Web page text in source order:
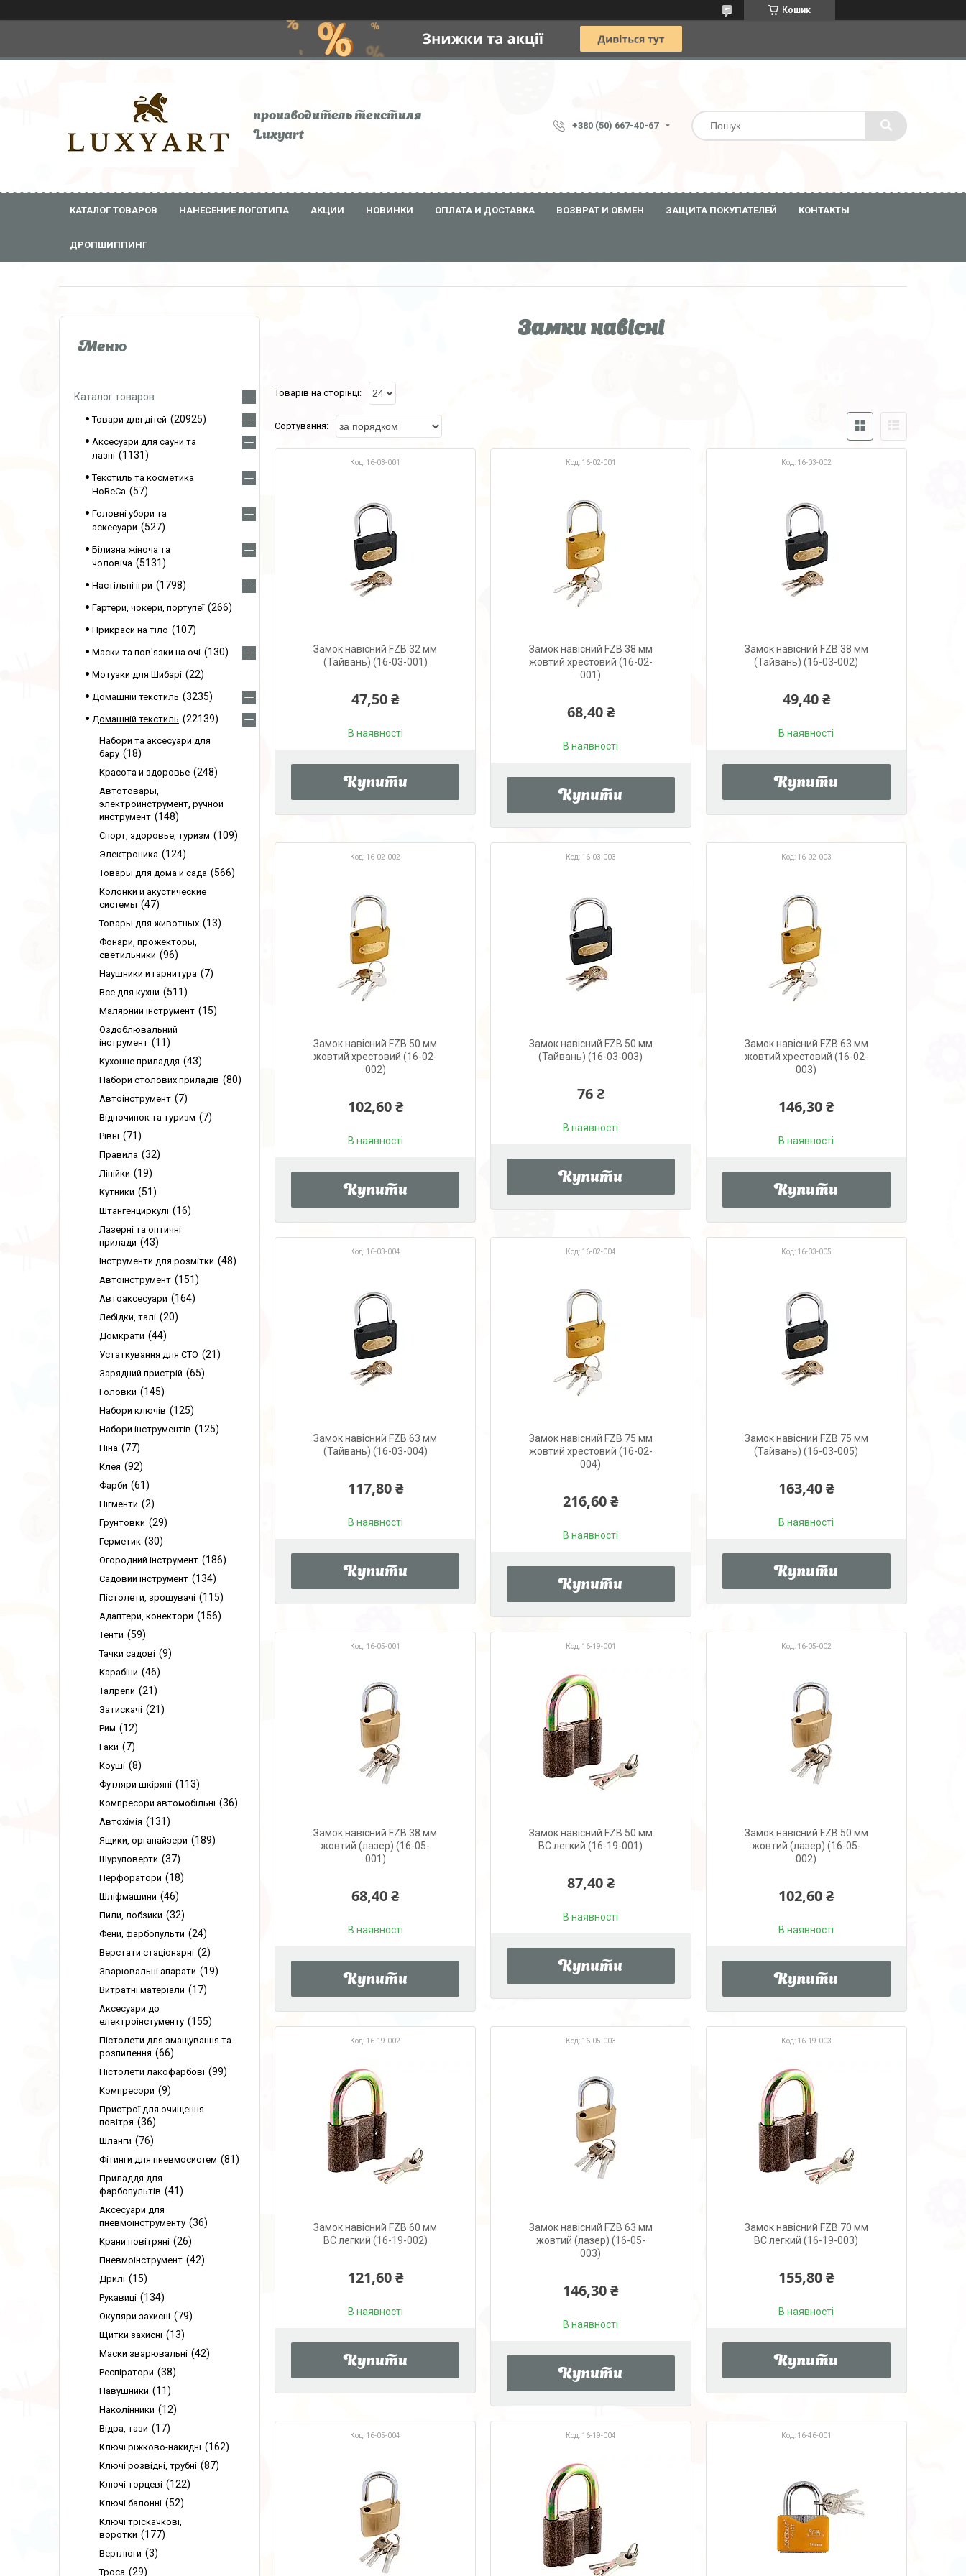
Кошик
производитель текстиля
Luxyart
+380 (50) 667-40-67
КАТАЛОГ ТОВАРОВ НАНЕСЕНИЕ ЛОГОТИПА АКЦИИ НОВИНКИ ОПЛАТА И ДОСТАВКА ВОЗВРАТ И ОБМЕН ЗАЩИТА ПОКУПАТЕЛЕЙ КОНТАКТЫ
ДРОПШИППИНГ
Замки навісні
16-03-001
Замок навісний FZB 32 мм
(Тайвань) (16-03-001)
47,50 ₴
В наявності
Купити
16-02-001
Замок навісний FZB 38 мм
жовтий хрестовий (16-02-
001)
68,40 ₴
В наявності
Купити
16-03-002
Замок навісний FZB 38 мм
(Тайвань) (16-03-002)
49,40 ₴
В наявності
Купити
16-02-002
Замок навісний FZB 50 мм
жовтий хрестовий (16-02-
002)
102,60 ₴
В наявності
Купити
16-03-003
Замок навісний FZB 50 мм
(Тайвань) (16-03-003)
76 ₴
В наявності
Купити
16-02-003
Замок навісний FZB 63 мм
жовтий хрестовий (16-02-
003)
146,30 ₴
В наявності
Купити
16-03-004
Замок навісний FZB 63 мм
(Тайвань) (16-03-004)
117,80 ₴
В наявності
Купити
16-02-004
Замок навісний FZB 75 мм
жовтий хрестовий (16-02-
004)
216,60 ₴
В наявності
Купити
16-03-005
Замок навісний FZB 75 мм
(Тайвань) (16-03-005)
163,40 ₴
В наявності
Купити
16-05-001
Замок навісний FZB 38 мм
жовтий (лазер) (16-05-
001)
68,40 ₴
В наявності
Купити
16-19-001
Замок навісний FZB 50 мм
ВС легкий (16-19-001)
87,40 ₴
В наявності
Купити
16-05-002
Замок навісний FZB 50 мм
жовтий (лазер) (16-05-
002)
102,60 ₴
В наявності
Купити
16-19-002
Замок навісний FZB 60 мм
ВС легкий (16-19-002)
121,60 ₴
В наявності
Купити
16-05-003
Замок навісний FZB 63 мм
жовтий (лазер) (16-05-
003)
146,30 ₴
В наявності
Купити
16-19-003
Замок навісний FZB 70 мм
ВС легкий (16-19-003)
155,80 ₴
В наявності
Купити
16-05-004 16-19-004 16-46-001
Каталог товаров
Товари для дітей 20925
Аксесуари для сауни та
лазні
1131
Текстиль та косметика
HoReCa
57
Головні убори та
аскесуари
527
Білизна жіноча та
чоловіча
5131
Настільні ігри 1798
Гартери, чокери, портупеї 266
Прикраси на тіло 107
Маски та пов'язки на очі 130
Мотузки для Шибарі 22
Домашній текстиль 3235
Домашній текстиль 22139
Набори та аксесуари для
бару
18
Красота и здоровье 248
Автотовары,
электроинструмент, ручной
инструмент
148
Спорт, здоровье, туризм 109
Электроника 124
Товары для дома и сада 566
Колонки и акустические
системы
47
Товары для животных 13
Фонари, прожекторы,
светильники
96
Наушники и гарнитура 7
Все для кухни 511
Малярний інструмент 15
Оздоблювальний
інструмент
11
Кухонне приладдя 43
Набори столових приладів 80
Автоінструмент 7
Відпочинок та туризм 7
Рівні 71
Правила 32
Лінійки 19
Кутники 51
Штангенциркулі 16
Лазерні та оптичні
прилади
43
Інструменти для розмітки 48
Автоінструмент 151
Автоаксесуари 164
Лебідки, талі 20
Домкрати 44
Устаткування для СТО 21
Зарядний пристрій 65
Головки 145
Набори ключів 125
Набори інструментів 125
Піна 77
Клея 92
Фарби 61
Пігменти 2
Грунтовки 29
Герметик 30
Огородний інструмент 186
Садовий інструмент 134
Пістолети, зрошувачі 115
Адаптери, конектори 156
Тенти 59
Тачки садові 9
Карабіни 46
Талрепи 21
Затискачі 21
Рим 12
Гаки 7
Коуші 8
Футляри шкіряні 113
Компресори автомобільні 36
Автохімія 131
Ящики, органайзери 189
Шуруповерти 37
Перфоратори 18
Шліфмашини 46
Пили, лобзики 32
Фени, фарбопульти 24
Верстати стаціонарні 2
Зварювальні апарати 19
Витратні матеріали 17
Аксесуари до
електроінстументу
155
Пістолети для змащування та
розпилення
66
Пістолети лакофарбові 99
Компресори 9
Пристрої для очищення
повітря
36
Шланги 76
Фітинги для пневмосистем 81
Приладдя для
фарбопультів
41
Аксесуари для
пневмоінструменту
36
Крани повітряні 26
Пневмоінструмент 42
Дрилі 15
Рукавиці 134
Окуляри захисні 79
Щитки захисні 13
Маски зварювальні 42
Респіратори 38
Навушники 11
Наколінники 12
Відра, тази 17
Ключі ріжково-накидні 162
Ключі розвідні, трубні 87
Ключі торцеві 122
Ключі балонні 52
Ключі тріскачкові,
воротки
177
Вертлюги 3
Троса 29